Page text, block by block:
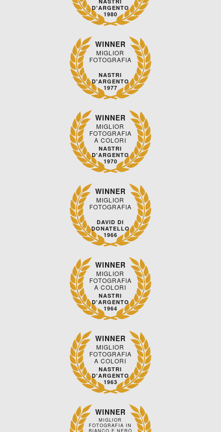
D'ARGENTO
1980
WINNER
MIGLIOR
FOTOGRAFIA
NASTRI
D'ARGENTO
1977
WINNER
MIGLIOR
FOTOGRAFIA
A COLORI
NASTRI
D'ARGENTO
1970
WINNER
MIGLIOR
FOTOGRAFIA
DAVID DI
DONATELLO
1966
WINNER
MIGLIOR
FOTOGRAFIA
A COLORI
NASTRI
D'ARGENTO
1964
WINNER
MIGLIOR
FOTOGRAFIA
A COLORI
NASTRI
D'ARGENTO
1963
WINNER
MIGLIOR
FOTOGRAFIA IN